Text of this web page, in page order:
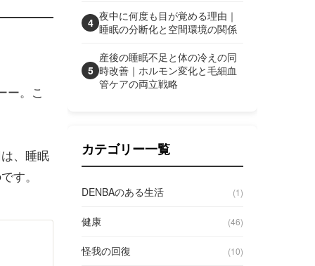
ー。こ
、睡眠
す。
4 夜中に何度も目が覚める理由｜
睡眠の分断化と空間環境の関係
5
産後の睡眠不足と体の冷えの同
時改善｜ホルモン変化と毛細血
管ケアの両立戦略
カテゴリー一覧
DENBAのある生活 (1)
健康 (46)
怪我の回復 (10)